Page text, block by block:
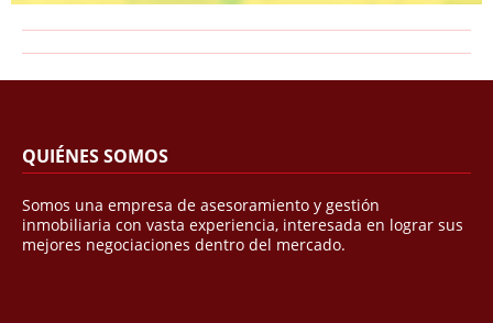
QUIÉNES SOMOS
Somos una empresa de asesoramiento y gestión
inmobiliaria con vasta experiencia, interesada en lograr sus
mejores negociaciones dentro del mercado.